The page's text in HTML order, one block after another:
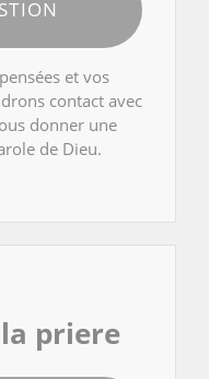
et vos
contact avec
donner une
de Dieu.
priere